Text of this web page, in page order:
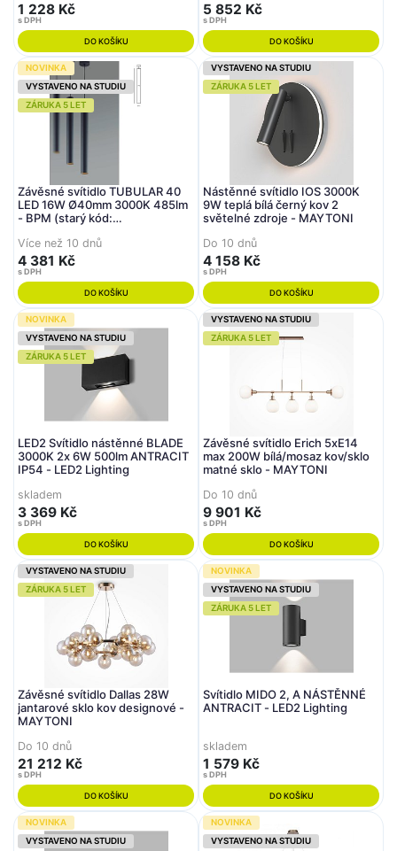
1 228 Kč
s DPH
DO KOŠÍKU
5 852 Kč
s DPH
DO KOŠÍKU
NOVINKA
VYSTAVENO NA STUDIU
ZÁRUKA 5 LET
Závěsné svítidlo TUBULAR 40
LED 16W Ø40mm 3000K 485lm
- BPM (starý kód:
Více než 10 dnů
4 381 Kč
s DPH
DO KOŠÍKU
VYSTAVENO NA STUDIU
ZÁRUKA 5 LET
Nástěnné svítidlo IOS 3000K
9W teplá bílá černý kov 2
světelné zdroje - MAYTONI
Do 10 dnů
4 158 Kč
s DPH
DO KOŠÍKU
NOVINKA
VYSTAVENO NA STUDIU
ZÁRUKA 5 LET
LED2 Svítidlo nástěnné BLADE
3000K 2x 6W 500lm ANTRACIT
IP54 - LED2 Lighting
skladem
3 369 Kč
s DPH
DO KOŠÍKU
VYSTAVENO NA STUDIU
ZÁRUKA 5 LET
Závěsné svítidlo Erich 5xE14
max 200W bílá/mosaz kov/sklo
matné sklo - MAYTONI
Do 10 dnů
9 901 Kč
s DPH
DO KOŠÍKU
VYSTAVENO NA STUDIU
ZÁRUKA 5 LET
Závěsné svítidlo Dallas 28W
jantarové sklo kov designové -
MAYTONI
Do 10 dnů
21 212 Kč
s DPH
DO KOŠÍKU
NOVINKA
VYSTAVENO NA STUDIU
ZÁRUKA 5 LET
Svítidlo MIDO 2, A NÁSTĚNNÉ
ANTRACIT - LED2 Lighting
skladem
1 579 Kč
s DPH
DO KOŠÍKU
NOVINKA
VYSTAVENO NA STUDIU
NOVINKA
VYSTAVENO NA STUDIU